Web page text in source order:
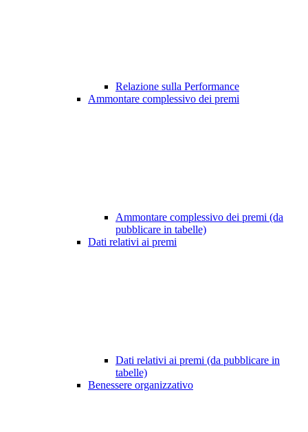
Relazione sulla Performance
Ammontare complessivo dei premi
Ammontare complessivo dei premi (da
pubblicare in tabelle)
Dati relativi ai premi
Dati relativi ai premi (da pubblicare in
tabelle)
Benessere organizzativo